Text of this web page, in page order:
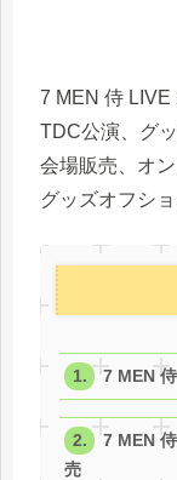
7 MEN 侍 LIVE
TDC公演、グ
会場販売、オ
グッズオフシ
7 MEN
7 MEN
売